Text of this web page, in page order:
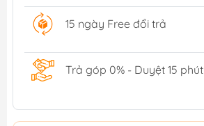
15 ngày Free đổi trả
Trả góp 0% - Duyệt 15 phút